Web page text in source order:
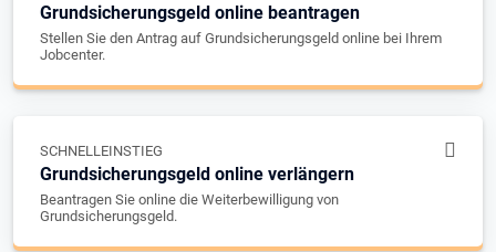
Grundsicherungsgeld online beantragen
Stellen Sie den Antrag auf Grundsicherungsgeld online bei Ihrem
Jobcenter.
SCHNELLEINSTIEG
Grundsicherungsgeld online verlängern
Beantragen Sie online die Weiterbewilligung von
Grundsicherungsgeld.